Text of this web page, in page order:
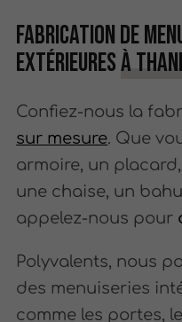
Fabrication de
extérieuresà
Confiez-nous la
sur mesure. Que
armoire, un
une chaise, un
appelez-nous pour
Polyvalents, nous
des menuiseries
comme les portes,